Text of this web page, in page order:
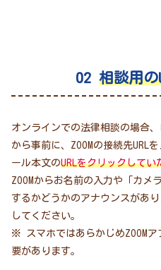
02 相談用の
オンラインでの法律相談の場合
から事前に、ZOOMの接続先
ール本文のURLをクリックしてい
ZOOMからお名前の入力や「カメ
するかどうかのアナウンスがあ
してください。
※ スマホではあらかじめZOOM
要があります。